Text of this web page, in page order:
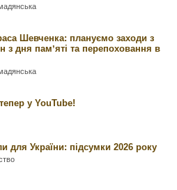
Шевченка: плануємо заходи з
з дня памʼяті та перепоховання в
у YouTube!
України: підсумки 2026 року